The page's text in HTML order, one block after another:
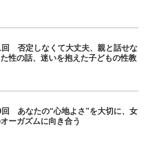
回 否定しなくて大丈夫、親と話せな
性の話、迷いを抱えた子どもの性教
回 あなたの“心地よさ”を大切に、女
ーガズムに向き合う